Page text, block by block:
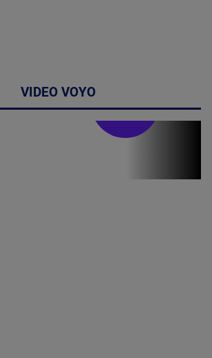
VIDEO VOYO